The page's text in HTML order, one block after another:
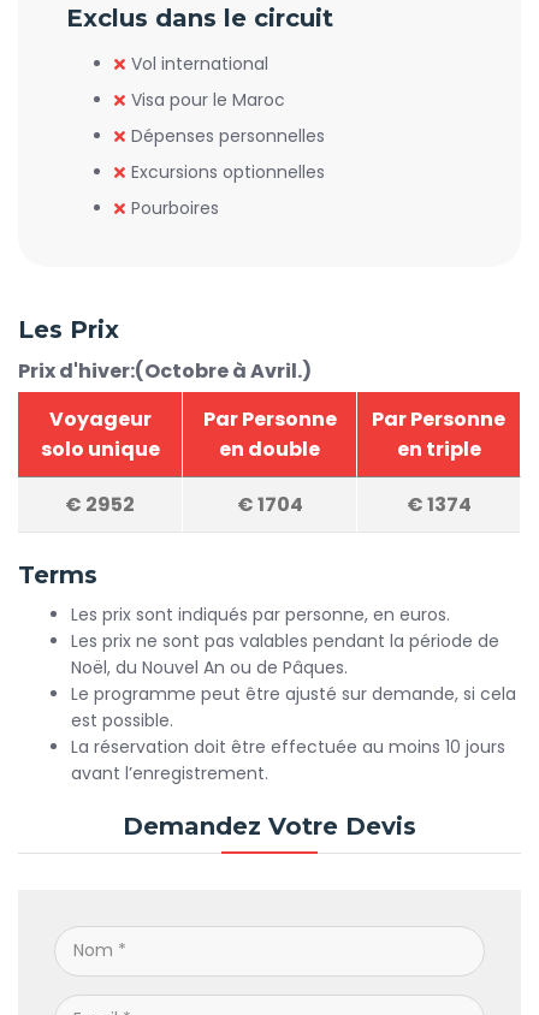
Exclus dans le circuit
Vol international
Visa pour le Maroc
Dépenses personnelles
Excursions optionnelles
Pourboires
Les Prix
Prix d'hiver:(Octobre à Avril.)
Voyageur
solo unique
Par Personne
en double
Par Personne
en triple
€ 2952 €1704 €1374
Terms
Les prix sont indiqués par personne, en euros.
Les prix ne sont pas valables pendant la période de
Noël, du Nouvel An ou de Pâques.
Le programme peut être ajusté sur demande, si cela
est possible.
La réservation doit être effectuée au moins 10 jours
avant l’enregistrement.
Demandez Votre Devis